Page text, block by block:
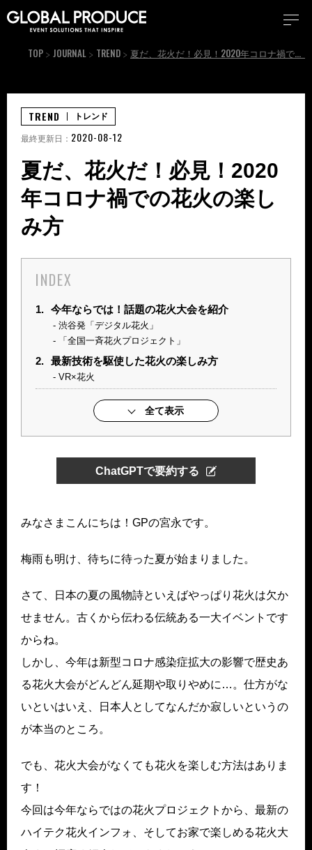
TOP JOURNAL TREND 夏だ、花火だ！必見！2020年コロナ禍での花火の楽しみ方
夏だ、花火だ！必見！2020
年コロナ禍での花火の楽し
み方
INDEX
1. 今年ならでは！話題の花火大会を紹介
渋谷発「デジタル花火」
「全国一斉花火プロジェクト」
2. 最新技術を駆使した花火の楽しみ方
VR×花火
全て表示
ChatGPTで要約する
みなさまこんにちは！GPの宮永です。
梅雨も明け、待ちに待った夏が始まりました。
さて、日本の夏の風物詩といえばやっぱり花火は欠か
せません。古くから伝わる伝統ある一大イベントです
からね。
しかし、今年は新型コロナ感染症拡大の影響で歴史あ
る花火大会がどんどん延期や取りやめに…。仕方がな
いといはいえ、日本人としてなんだか寂しいというの
が本当のところ。
でも、花火大会がなくても花火を楽しむ方法はありま
す！
今回は今年ならではの花火プロジェクトから、最新の
ハイテク花火インフォ、そしてお家で楽しめる花火大
TREND トレンド
最終更新日： 2020-08-12